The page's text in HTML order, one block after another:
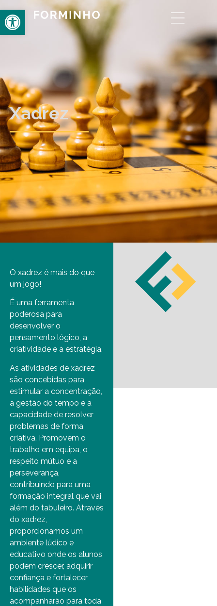
Open toolbar
Xadrez
O xadrez é mais do que
um jogo!
É uma ferramenta
poderosa para
desenvolver o
pensamento lógico, a
criatividade e a estratégia.
As atividades de xadrez
são concebidas para
estimular a concentração,
a gestão do tempo e a
capacidade de resolver
problemas de forma
criativa. Promovem o
trabalho em equipa, o
respeito mútuo e a
perseverança,
contribuindo para uma
formação integral que vai
além do tabuleiro. Através
do xadrez,
proporcionamos um
ambiente lúdico e
educativo onde os alunos
podem crescer, adquirir
confiança e fortalecer
habilidades que os
acompanharão para toda